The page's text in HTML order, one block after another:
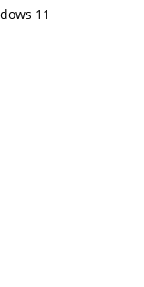
11